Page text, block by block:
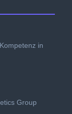
in
Group